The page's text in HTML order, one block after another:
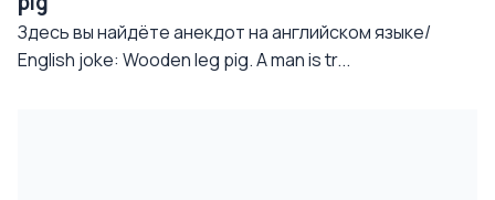
Здесь вы найдёте анекдот на английском языке/
English joke: Wooden leg pig. A man is tr...